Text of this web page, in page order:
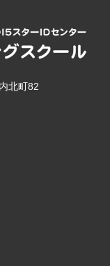
北町82